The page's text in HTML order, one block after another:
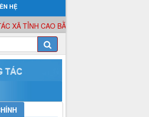
HỆ
TỈNH CAO BẰNG XIN KÍNH CHÀO QUÝ